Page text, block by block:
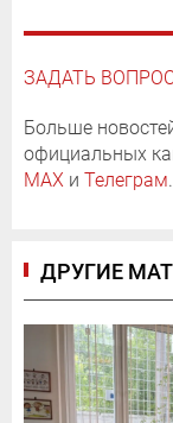
ЗАДАТЬ
Больше
официальных
MAX и Телеграм.
ДРУГИЕ